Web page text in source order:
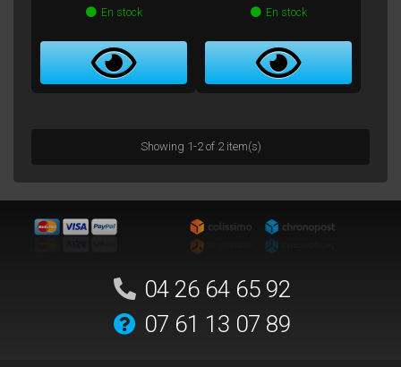
En stock En stock
Showing 1-2 of 2 item(s)
04 26 64 65 92
07 61 13 07 89